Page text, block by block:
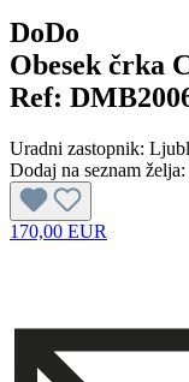
DoDo
Obesek črka
Ref:
Uradni zastopnik:
Dodaj na seznam želja:
170,00 EUR